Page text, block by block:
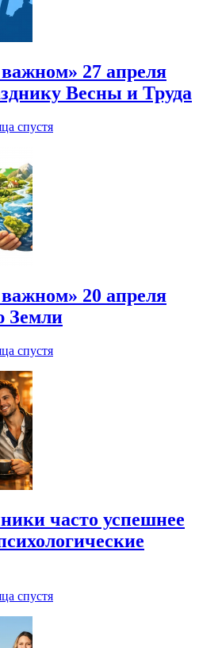
27 апреля
Весны и Труда
спустя
20 апреля
Земли
спустя
часто успешнее
спустя